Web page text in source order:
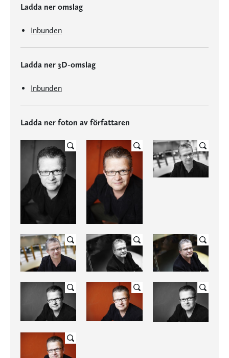
Ladda ner omslag
Inbunden
Ladda ner 3D-omslag
Inbunden
Ladda ner foton av författaren